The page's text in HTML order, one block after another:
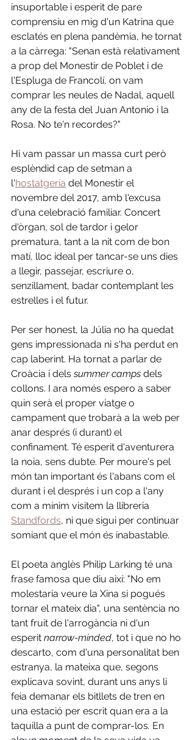
insuportable i esperit de pare
comprensiu en mig d'un Katrina que
esclatés en plena pandèmia, he tornat
a la càrrega: "Senan està relativament
a prop del Monestir de Poblet i de
l'Espluga de Francolí, on vam
comprar les neules de Nadal, aquell
any de la festa del Juan Antonio i la
Rosa. No te'n recordes?"
Hi vam passar un massa curt però
esplèndid cap de setman a
l'hostatgeria del Monestir el
novembre del 2017, amb l'excusa
d'una celebració familiar. Concert
d'òrgan, sol de tardor i gelor
prematura, tant a la nit com de bon
matí, lloc ideal per tancar-se uns dies
a llegir, passejar, escriure o,
senzillament, badar contemplant les
estrelles i el futur.
Per ser honest, la Júlia no ha quedat
gens impressionada ni s'ha perdut en
cap laberint. Ha tornat a parlar de
Croàcia i dels summer camps dels
collons. I ara només espero a saber
quin serà el proper viatge o
campament que trobarà a la web per
anar després (i durant) el
confinament. Té esperit d'aventurera
la noia, sens dubte. Per moure's pel
món tan important és l'abans com el
durant i el després i un cop a l'any
com a mínim visitem la llibreria
Standfords, ni que sigui per continuar
somiant que el món és inabastable.
El poeta anglès Philip Larking té una
frase famosa que diu així: "No em
molestaria veure la Xina si pogués
tornar el mateix dia", una sentència no
tant fruit de l'arrogància ni d'un
esperit narrow-minded, tot i que no ho
descarto, com d'una personalitat ben
estranya, la mateixa que, segons
explicava sovint, durant uns anys li
feia demanar els bitllets de tren en
una estació per escrit quan era a la
taquilla a punt de comprar-los. En